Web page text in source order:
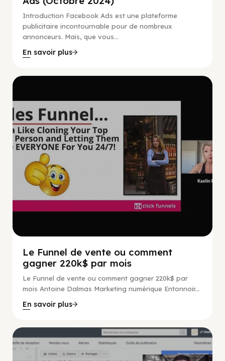
Introduction Facebook Ads est une plateforme
publicitaire incontournable pour de nombreux
annonceurs. Mais, que vous...
En savoir plus
Le Funnel de vente ou comment
gagner 220k$ par mois
Le Funnel de vente ou comment gagner 220k$ par
mois Antoine Dalmas Marketing numérique Entonnoir...
En savoir plus
Marketing Numérique